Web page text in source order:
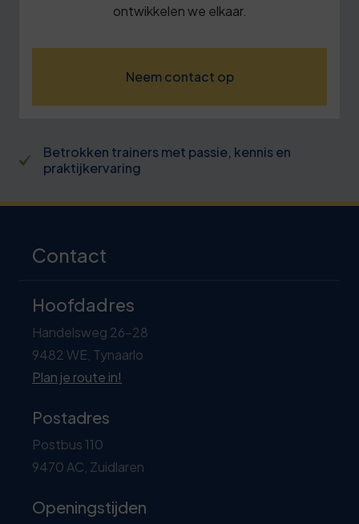
ontwikkelen we elkaar.
Neem contact op
Betrokken trainers met passie, kennis en
praktijkervaring
Contact
Hoofdadres
Handelsweg 26-28
9482 WE, Tynaarlo
Plan je route in!
Postadres
Postbus 110
9470 AC, Zuidlaren
Openingstijden